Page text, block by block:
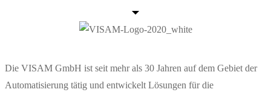
Die VISAM GmbH ist seit mehr als 30 Jahren auf dem Gebiet der
Automatisierung tätig und entwickelt Lösungen für die